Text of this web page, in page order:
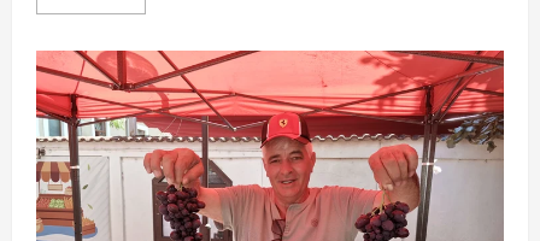
more
tablouri
furate
din
Italia,
găsite
în
Constanța
predate
autorităților
italiene